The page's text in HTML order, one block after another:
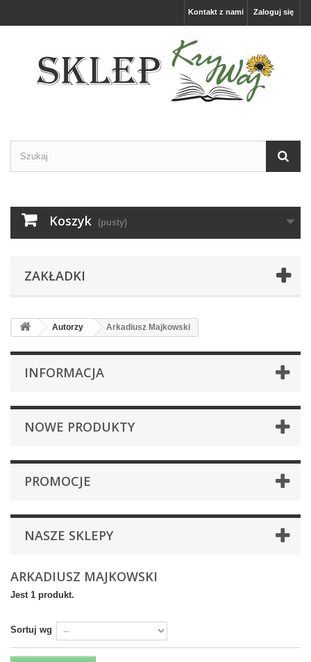
Zaloguj się
Kontakt z nami
Koszyk (pusty)
ZAKŁADKI
Autorzy Arkadiusz Majkowski
INFORMACJA
NOWE PRODUKTY
PROMOCJE
NASZE SKLEPY
ARKADIUSZ MAJKOWSKI
Jest 1 produkt.
Sortuj wg